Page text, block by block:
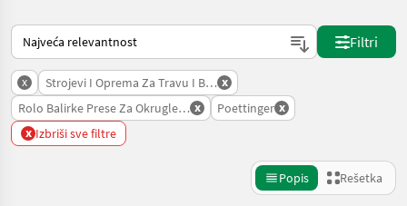
Tako se sortira na Landwirt.com
Filtri
x Strojevi I Oprema Za Travu I Baliranje
x
Rolo Balirke Prese Za Okrugle Bale
x Poettinger x
x Izbriši sve filtre
Popis Rešetka